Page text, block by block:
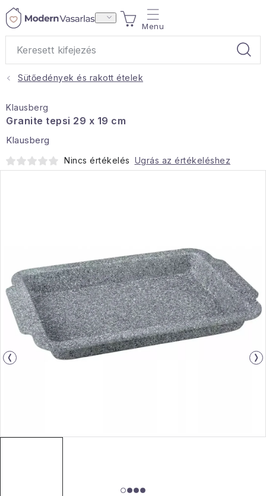
Ugrás
KOSÁR
Ajándékok
Otthoni illatok
Gyűjtemény
Egészség és szépség
Sport és szabadban
Gyermekeknek
Sütőedények és rakott ételek
Klausberg
Granite tepsi 29 x 19 cm
Klausberg
Nincs értékelés Ugrás az értékeléshez